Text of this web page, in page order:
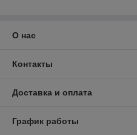
О нас
Контакты
Доставка и оплата
График работы